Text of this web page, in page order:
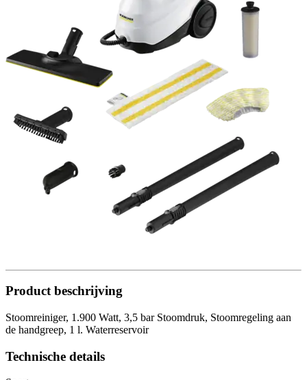
Product beschrijving
Stoomreiniger, 1.900 Watt, 3,5 bar Stoomdruk, Stoomregeling aan
de handgreep, 1 l. Waterreservoir
Technische details